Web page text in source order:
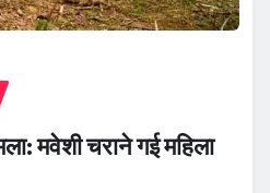
मवेशी चराने गई महिला